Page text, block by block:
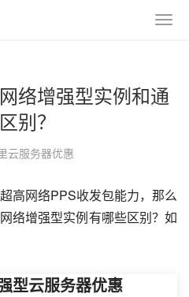
络增强型实例和通
别？
云服务器优惠
高网络PPS收发包能力，那么
络增强型实例有哪些区别？如
型云服务器优惠